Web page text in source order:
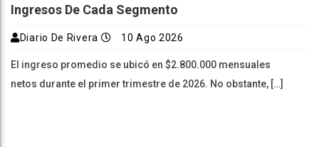
Ingresos De Cada Segmento
Diario De Rivera 10 Ago 2026
El ingreso promedio se ubicó en $2.800.000 mensuales
netos durante el primer trimestre de 2026. No obstante, […]